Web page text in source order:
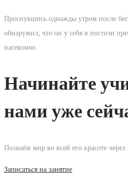
Проснувшись однажды утром после
обнаружил, что он у себя в постели
насекомое.
Начинайте
нами уже
Познаём мир во всей его красоте
Записаться на занятие